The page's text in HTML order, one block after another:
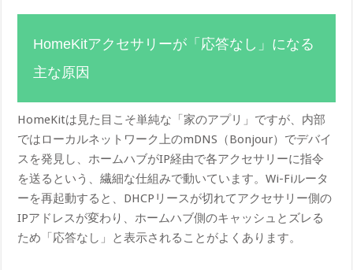
HomeKitアクセサリーが「応答なし」になる
主な原因
HomeKitは見た目こそ単純な「家のアプリ」ですが、内部
ではローカルネットワーク上のmDNS（Bonjour）でデバイ
スを発見し、ホームハブがIP経由で各アクセサリーに指令
を送るという、繊細な仕組みで動いています。Wi-Fiルータ
ーを再起動すると、DHCPリースが切れてアクセサリー側の
IPアドレスが変わり、ホームハブ側のキャッシュとズレる
ため「応答なし」と表示されることがよくあります。